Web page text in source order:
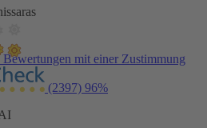
mit einer Zustimmung
(2397) 96%